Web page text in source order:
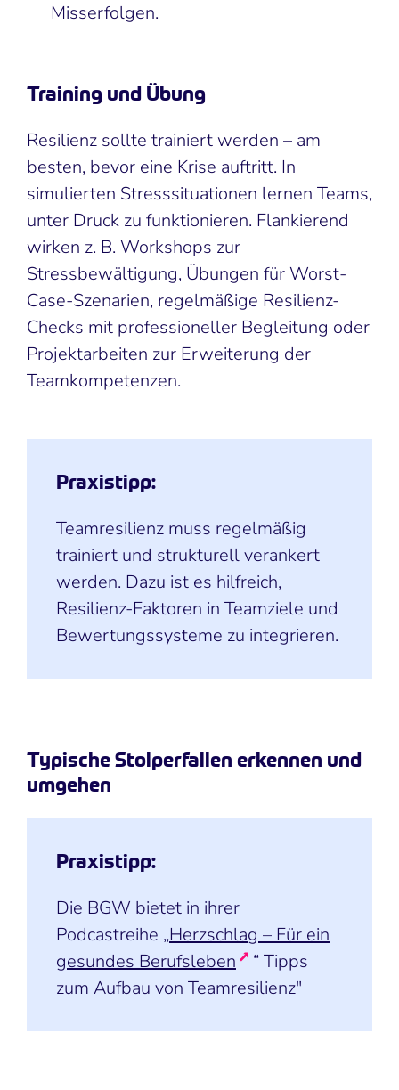
Misserfolgen.
Training und Übung
Resilienz sollte trainiert werden – am
besten, bevor eine Krise auftritt. In
simulierten Stresssituationen lernen Teams,
unter Druck zu funktionieren. Flankierend
wirken z. B. Workshops zur
Stressbewältigung, Übungen für Worst-
Case-Szenarien, regelmäßige Resilienz-
Checks mit professioneller Begleitung oder
Projektarbeiten zur Erweiterung der
Teamkompetenzen.
Praxistipp:
Teamresilienz muss regelmäßig
trainiert und strukturell verankert
werden. Dazu ist es hilfreich,
Resilienz-Faktoren in Teamziele und
Bewertungssysteme zu integrieren.
Typische Stolperfallen erkennen und
umgehen
Praxistipp:
Die BGW bietet in ihrer
Podcastreihe „Herzschlag – Für ein
gesundes Berufsleben
“ Tipps
zum Aufbau von Teamresilienz"